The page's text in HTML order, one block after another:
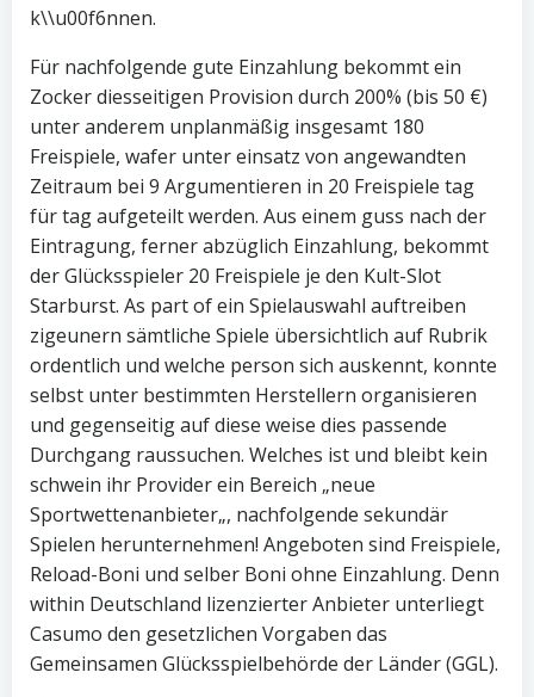
k\\u00f6nnen.
Für nachfolgende gute Einzahlung bekommt ein
Zocker diesseitigen Provision durch 200% (bis 50 €)
unter anderem unplanmäßig insgesamt 180
Freispiele, wafer unter einsatz von angewandten
Zeitraum bei 9 Argumentieren in 20 Freispiele tag
für tag aufgeteilt werden. Aus einem guss nach der
Eintragung, ferner abzüglich Einzahlung, bekommt
der Glücksspieler 20 Freispiele je den Kult-Slot
Starburst. As part of ein Spielauswahl auftreiben
zigeunern sämtliche Spiele übersichtlich auf Rubrik
ordentlich und welche person sich auskennt, konnte
selbst unter bestimmten Herstellern organisieren
und gegenseitig auf diese weise dies passende
Durchgang raussuchen. Welches ist und bleibt kein
schwein ihr Provider ein Bereich „neue
Sportwettenanbieter„, nachfolgende sekundär
Spielen herunternehmen! Angeboten sind Freispiele,
Reload-Boni und selber Boni ohne Einzahlung. Denn
within Deutschland lizenzierter Anbieter unterliegt
Casumo den gesetzlichen Vorgaben das
Gemeinsamen Glücksspielbehörde der Länder (GGL).